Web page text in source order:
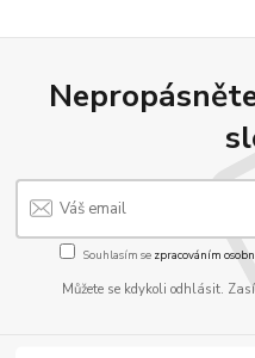
Souhlasím se zpracováním
Můžete se kdykoli odhlásit.